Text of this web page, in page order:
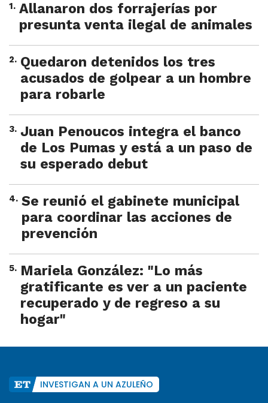
1. Allanaron dos forrajerías por
presunta venta ilegal de animales
2. Quedaron detenidos los tres
acusados de golpear a un hombre
para robarle
3. Juan Penoucos integra el banco
de Los Pumas y está a un paso de
su esperado debut
4. Se reunió el gabinete municipal
para coordinar las acciones de
prevención
5. Mariela González: "Lo más
gratificante es ver a un paciente
recuperado y de regreso a su
hogar"
INVESTIGAN A UN AZULEÑO